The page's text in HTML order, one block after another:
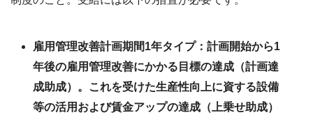
雇用管理改善計画期間1年タイプ：計画開始から1
年後の雇用管理改善にかかる目標の達成（計画達
成助成）。これを受けた生産性向上に資する設備
等の活用および賃金アップの達成（上乗せ助成）